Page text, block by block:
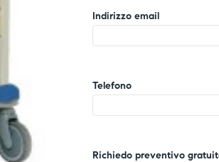
Indirizzo email
Telefono
Richiedo preventivo